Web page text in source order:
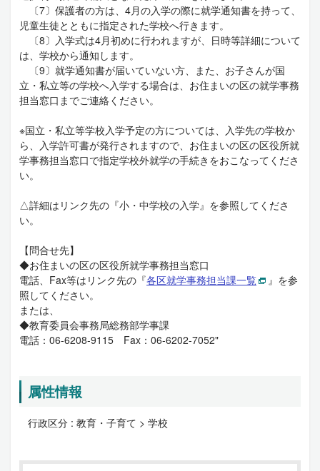
〔7〕保護者の方は、4月の入学の際に就学通知書を持って、
児童生徒とともに指定された学校へ行きます。
〔8〕入学式は4月初めに行われますが、日時等詳細について
は、学校から通知します。
〔9〕就学通知書が届いていない方、また、お子さんが国
立・私立等の学校へ入学する場合は、お住まいの区の就学事務
担当窓口までご連絡ください。
※国立・私立等学校入学予定の方については、入学先の学校か
ら、入学許可書が発行されますので、お住まいの区の区役所就
学事務担当窓口で指定学校外就学の手続きをおこなってくださ
い。
△詳細はリンク先の『小・中学校の入学』を参照してくださ
い。
【問合せ先】
◆お住まいの区の区役所就学事務担当窓口
電話、Fax等はリンク先の『各区就学事務担当課一覧
』を参
照してください。
または、
◆教育委員会事務局総務部学事課
電話：06-6208-9115 Fax：06-6202-7052"
属性情報
行政区分 : 教育・子育て > 学校